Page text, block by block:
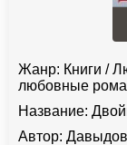
Жанр: Книги /
любовные
Название:
Автор: